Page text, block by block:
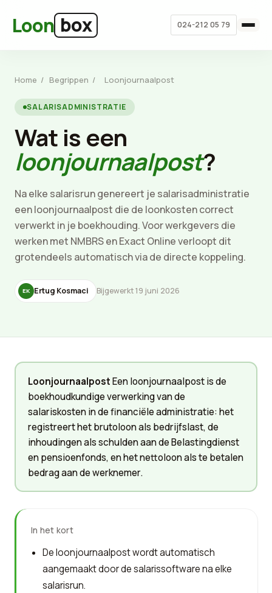
Loon box 024-212 05 79
Home / Begrippen / Loonjournaalpost
SALARISADMINISTRATIE
Wat is een
loonjournaalpost?
Na elke salarisrun genereert je salarisadministratie
een loonjournaalpost die de loonkosten correct
verwerkt in je boekhouding. Voor werkgevers die
werken met NMBRS en Exact Online verloopt dit
grotendeels automatisch via de directe koppeling.
EK Ertug Kosmaci Bijgewerkt 19 juni 2026
LoonjournaalpostEen loonjournaalpost is de
boekhoudkundige verwerking van de
salariskosten in de financiële administratie: het
registreert het brutoloon als bedrijfslast, de
inhoudingen als schulden aan de Belastingdienst
en pensioenfonds, en het nettoloon als te betalen
bedrag aan de werknemer.
In het kort
De loonjournaalpost wordt automatisch
aangemaakt door de salarissoftware na elke
salarisrun.